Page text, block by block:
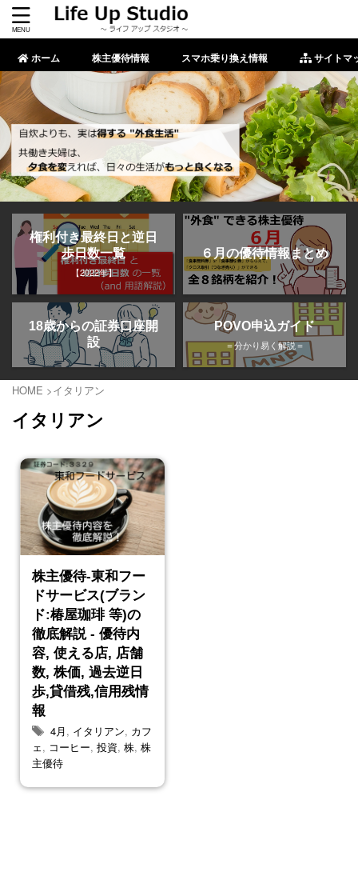
ホーム 株主優待情報 スマホ乗り換え情報 サイトマ
権利付き最終日と逆日
歩日数一覧
【2022年】
６月の優待情報まとめ
18歳からの証券口座開
設
POVO申込ガイド
＝分かり易く解説＝
HOME >イタリアン
イタリアン
株主優待-東和フー
ドサービス(ブラン
ド:椿屋珈琲 等)の
徹底解説 - 優待内
容, 使える店, 店舗
数, 株価, 過去逆日
歩,貸借残,信用残情
報
4月, イタリアン, カフ
ェ, コーヒー, 投資, 株, 株
主優待